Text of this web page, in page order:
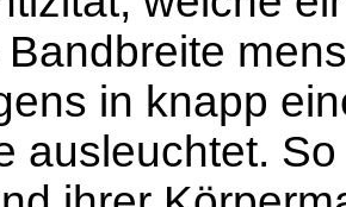
in knapp
ausleuchtet.